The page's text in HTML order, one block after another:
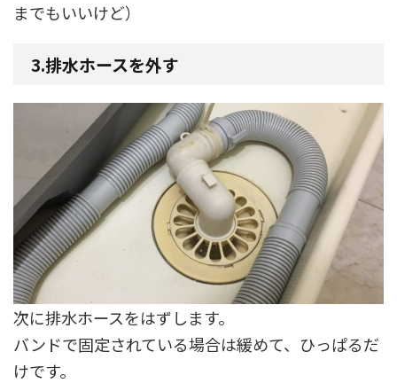
までもいいけど）
3.排水ホースを外す
次に排水ホースをはずします。
バンドで固定されている場合は緩めて、ひっぱるだ
けです。